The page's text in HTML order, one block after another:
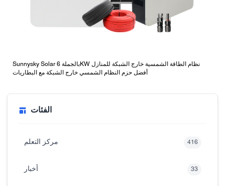
Sunnysky Solar بالجملة 6KW نظام الطاقة الشمسية خارج الشبكة للمنازل
أفضل حزم النظام الشمسي خارج الشبكة مع البطاريات
الفئات
مركز التعلم 416
أخبار 33